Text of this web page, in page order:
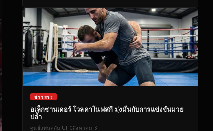
ข่าวสาร
อเล็กซานเดอร์ โวลคาโนฟสกี มุ่งมั่นกับการแข่งขันมวย
ปล้ำ
ศูนย์แฟนคลับ UFCสิงหาคม 6